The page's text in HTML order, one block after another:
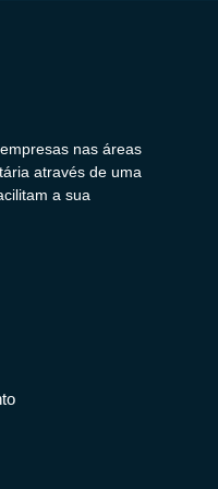
nas áreas
através de uma
a sua